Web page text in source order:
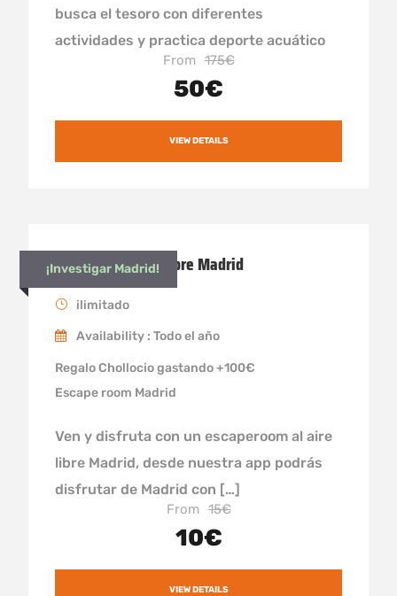
busca el tesoro con diferentes
actividades y practica deporte acuático
From 175€
50€
VIEW DETAILS
¡Investigar Madrid!
Escaperoom aire libre Madrid
ilimitado
Availability : Todo el año
Regalo Chollocio gastando +100€
Escape room Madrid
Ven y disfruta con un escaperoom al aire
libre Madrid, desde nuestra app podrás
disfrutar de Madrid con […]
From 15€
10€
VIEW DETAILS